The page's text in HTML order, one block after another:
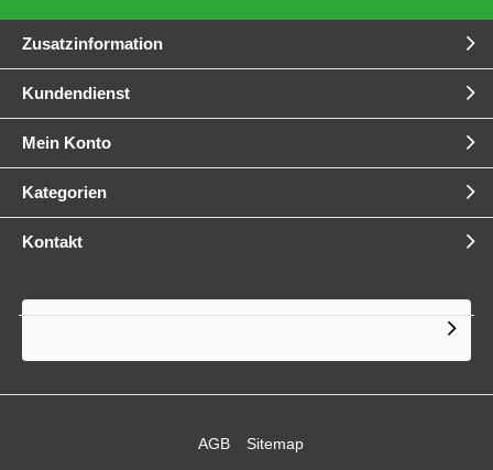
Zusatzinformation
Kundendienst
Mein Konto
Kategorien
Kontakt
AGB Sitemap